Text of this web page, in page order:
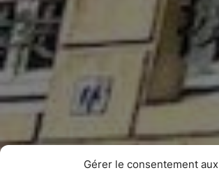
Gérer le consentement aux